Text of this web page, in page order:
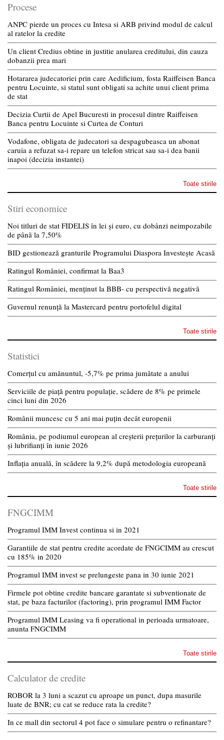
Procese
ANPC pierde un proces cu Intesa si ARB privind modul de calcul
al ratelor la credite
Un client Credius obtine in justitie anularea creditului, din cauza
dobanzii prea mari
Hotararea judecatoriei prin care Aedificium, fosta Raiffeisen Banca
pentru Locuinte, si statul sunt obligati sa achite unui client prima
de stat
Decizia Curtii de Apel Bucuresti in procesul dintre Raiffeisen
Banca pentru Locuinte si Curtea de Conturi
Vodafone, obligata de judecatori sa despagubeasca un abonat
caruia a refuzat sa-i repare un telefon stricat sau sa-i dea banii
inapoi (decizia instantei)
Toate stirile
Stiri economice
Noi titluri de stat FIDELIS în lei și euro, cu dobânzi neimpozabile
de pânã la 7,50%
BID gestionează granturile Programului Diaspora Investește Acasă
Ratingul României, confirmat la Baa3
Ratingul României, menținut la BBB- cu perspectivă negativă
Guvernul renunță la Mastercard pentru portofelul digital
Toate stirile
Statistici
Comerțul cu amănuntul, -5,7% pe prima jumătate a anului
Serviciile de piață pentru populație, scădere de 8% pe primele
cinci luni din 2026
Românii muncesc cu 5 ani mai puțin decât europenii
România, pe podiumul european al creșterii prețurilor la carburanți
și lubrifianți în iunie 2026
Inflația anuală, în scădere la 9,2% după metodologia europeană
Toate stirile
FNGCIMM
Programul IMM Invest continua si in 2021
Garantiile de stat pentru credite acordate de FNGCIMM au crescut
cu 185% in 2020
Programul IMM invest se prelungeste pana in 30 iunie 2021
Firmele pot obtine credite bancare garantate si subventionate de
stat, pe baza facturilor (factoring), prin programul IMM Factor
Programul IMM Leasing va fi operational in perioada urmatoare,
anunta FNGCIMM
Toate stirile
Calculator de credite
ROBOR la 3 luni a scazut cu aproape un punct, dupa masurile
luate de BNR; cu cat se reduce rata la credite?
In ce mall din sectorul 4 pot face o simulare pentru o refinantare?